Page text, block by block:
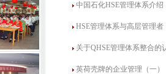
中国石化HSE管理体系介绍
HSE管理体系与高层管理者
关于QHSE管理体系整合的
英荷壳牌的企业管理（一）